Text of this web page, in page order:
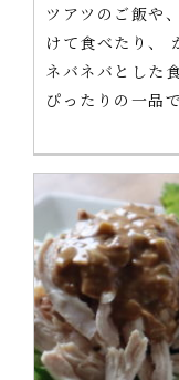
ツアツのご飯や
けて食べたり、
ネバネバとした
ぴったりの一品で